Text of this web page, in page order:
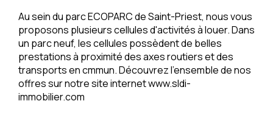
Au sein du parc ECOPARC de Saint-Priest, nous vous
proposons plusieurs cellules d'activités à louer. Dans
un parc neuf, les cellules possèdent de belles
prestations à proximité des axes routiers et des
transports en cmmun. Découvrez l'ensemble de nos
offres sur notre site internet www.sldi-
immobilier.com